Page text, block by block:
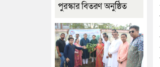
পুরস্কার বিতরণ অনুষ্ঠিত